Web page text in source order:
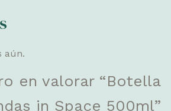
aún.
en valorar “Botella
in Space 500ml”